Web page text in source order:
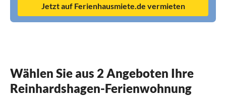
Jetzt auf Ferienhausmiete.de vermieten
Wählen Sie aus 2 Angeboten Ihre
Reinhardshagen-Ferienwohnung